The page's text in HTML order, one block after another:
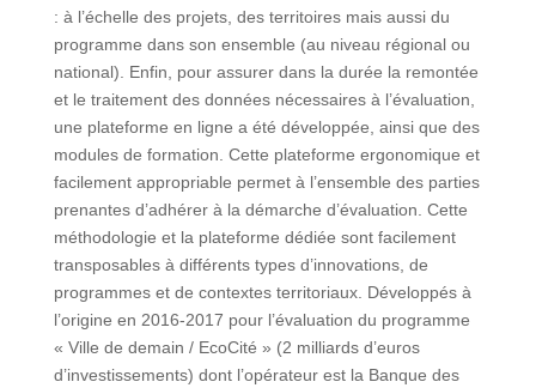
: à l’échelle des projets, des territoires mais aussi du
programme dans son ensemble (au niveau régional ou
national). Enfin, pour assurer dans la durée la remontée
et le traitement des données nécessaires à l’évaluation,
une plateforme en ligne a été développée, ainsi que des
modules de formation. Cette plateforme ergonomique et
facilement appropriable permet à l’ensemble des parties
prenantes d’adhérer à la démarche d’évaluation. Cette
méthodologie et la plateforme dédiée sont facilement
transposables à différents types d’innovations, de
programmes et de contextes territoriaux. Développés à
l’origine en 2016-2017 pour l’évaluation du programme
« Ville de demain / EcoCité » (2 milliards d’euros
d’investissements) dont l’opérateur est la Banque des